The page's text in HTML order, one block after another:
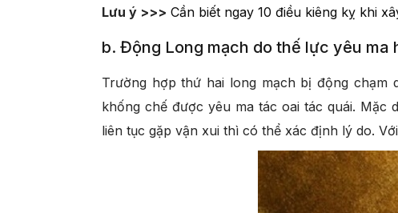
Lưu ý >>> Cần biết ngay 10 điều kiêng kỵ khi
b. Động Long mạch do thế lực yêu ma
Trường hợp thứ hai long mạch bị động chạm
khống chế được yêu ma tác oai tác quái. Mặc
liên tục gặp vận xui thì có thể xác định lý do.